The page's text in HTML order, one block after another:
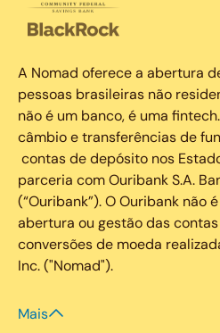
A Nomad oferece a abertura
pessoas brasileiras não
não é um banco, é uma
câmbio e transferências de
contas de depósito nos
parceria com Ouribank S.A.
(“Ouribank”). O Ouribank não
abertura ou gestão das
conversões de moeda
Inc. ("Nomad").
Mais